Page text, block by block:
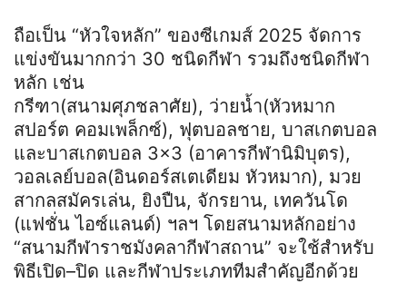
ถือเป็น “หัวใจหลัก” ของซีเกมส์ 2025 จัดการ
แข่งขันมากกว่า 30 ชนิดกีฬา รวมถึงชนิดกีฬา
หลัก เช่น
กรีฑา(สนามศุภชลาศัย), ว่ายน้ำ(หัวหมาก
สปอร์ต คอมเพล็กซ์), ฟุตบอลชาย, บาสเกตบอล
และบาสเกตบอล 3×3 (อาคารกีฬานิมิบุตร),
วอลเลย์บอล(อินดอร์สเตเดียม หัวหมาก), มวย
สากลสมัครเล่น, ยิงปืน, จักรยาน, เทควันโด
(แฟชั่น ไอซ์แลนด์) ฯลฯ โดยสนามหลักอย่าง
“สนามกีฬาราชมังคลากีฬาสถาน” จะใช้สำหรับ
พิธีเปิด–ปิด และกีฬาประเภททีมสำคัญอีกด้วย